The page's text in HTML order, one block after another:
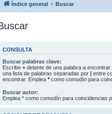
Índice general Buscar
CONSULTA
Buscar palabras clave:
Escribe + delante de una palabra a encontrar
una lista de palabras separadas por | entre
encontrar. Emplea * como comodín para
Buscar autor:
Emplea * como comodín para coincidencias